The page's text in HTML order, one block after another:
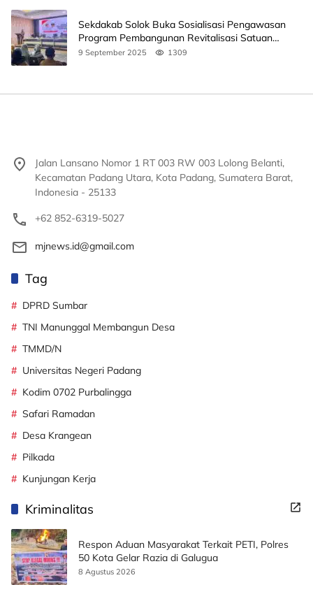
Sekdakab Solok Buka Sosialisasi Pengawasan
Program Pembangunan Revitalisasi Satuan
Pendidikan
9 September 2025 1309
Jalan Lansano Nomor 1 RT 003 RW 003 Lolong Belanti,
Kecamatan Padang Utara, Kota Padang, Sumatera Barat,
Indonesia - 25133
+62 852-6319-5027
mjnews.id@gmail.com
Tag
DPRD Sumbar
TNI Manunggal Membangun Desa
TMMD/N
Universitas Negeri Padang
Kodim 0702 Purbalingga
Safari Ramadan
Desa Krangean
Pilkada
Kunjungan Kerja
Kriminalitas
Respon Aduan Masyarakat Terkait PETI, Polres
50 Kota Gelar Razia di Galugua
8 Agustus 2026